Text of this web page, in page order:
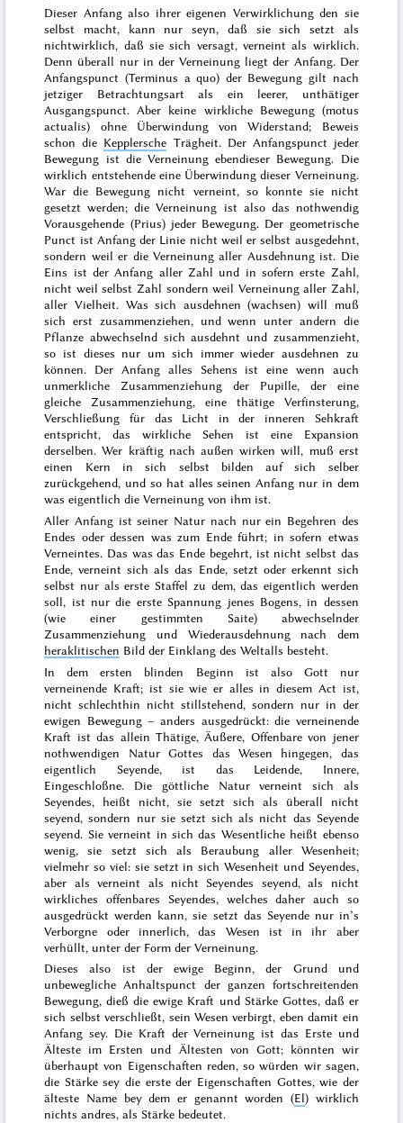
Dieser Anfang also ihrer eigenen Verwirklichung den sie
selbst macht, kann nur seyn, daß sie sich setzt als
nichtwirklich, daß sie sich versagt, verneint als wirklich.
Denn überall nur in der Verneinung liegt der Anfang. Der
Anfangspunct (Terminus a quo) der Bewegung gilt nach
jetziger Betrachtungsart als ein leerer, unthätiger
Ausgangspunct. Aber keine wirkliche Bewegung (motus
actualis) ohne Überwindung von Widerstand; Beweis
schon die Kepplersche Trägheit. Der Anfangspunct jeder
Bewegung ist die Verneinung ebendieser Bewegung. Die
wirklich entstehende eine Überwindung dieser Verneinung.
War die Bewegung nicht verneint, so konnte sie nicht
gesetzt werden; die Verneinung ist also das nothwendig
Vorausgehende (Prius) jeder Bewegung. Der geometrische
Punct ist Anfang der Linie nicht weil er selbst ausgedehnt,
sondern weil er die Verneinung aller Ausdehnung ist. Die
Eins ist der Anfang aller Zahl und in sofern erste Zahl,
nicht weil selbst Zahl sondern weil Verneinung aller Zahl,
aller Vielheit. Was sich ausdehnen (wachsen) will muß
sich erst zusammenziehen, und wenn unter andern die
Pflanze abwechselnd sich ausdehnt und zusammenzieht,
so ist dieses nur um sich immer wieder ausdehnen zu
können. Der Anfang alles Sehens ist eine wenn auch
unmerkliche Zusammenziehung der Pupille, der eine
gleiche Zusammenziehung, eine thätige Verfinsterung,
Verschließung für das Licht in der inneren Sehkraft
entspricht, das wirkliche Sehen ist eine Expansion
derselben. Wer kräftig nach außen wirken will, muß erst
einen Kern in sich selbst bilden auf sich selber
zurückgehend, und so hat alles seinen Anfang nur in dem
was eigentlich die Verneinung von ihm ist.
Aller Anfang ist seiner Natur nach nur ein Begehren des
Endes oder dessen was zum Ende führt; in sofern etwas
Verneintes. Das was das Ende begehrt, ist nicht selbst das
Ende, verneint sich als das Ende, setzt oder erkennt sich
selbst nur als erste Staffel zu dem, das eigentlich werden
soll, ist nur die erste Spannung jenes Bogens, in dessen
(wie einer gestimmten Saite) abwechselnder
Zusammenziehung und Wiederausdehnungnach dem
heraklitischen Bildder Einklang des Weltalls besteht.
In dem ersten blinden Beginn ist also Gott nur
verneinende Kraft; ist sie wie er alles in diesem Act ist,
nicht schlechthin nicht stillstehend, sondern nur in der
ewigen Bewegung – anders ausgedrückt: die verneinende
Kraft ist das allein Thätige, Äußere, Offenbare von jener
nothwendigen Natur Gottes das Wesen hingegen, das
eigentlich Seyende, ist das Leidende, Innere,
Eingeschloßne. Die göttliche Natur verneint sich als
Seyendes, heißt nicht, sie setzt sich als überall nicht
seyend, sondern nur sie setzt sich als nicht das Seyende
seyend. Sie verneint in sich das Wesentliche heißt ebenso
wenig, sie setzt sich als Beraubung aller Wesenheit;
vielmehr so viel: sie setzt in sich Wesenheit und Seyendes,
aber als verneint als nicht Seyendes seyend, als nicht
wirkliches offenbares Seyendes, welches daher auch so
ausgedrückt werden kann, sie setzt das Seyende nur in’s
Verborgne oder innerlich, das Wesen ist in ihr aber
verhüllt, unter der Form der Verneinung.
Dieses also ist der ewige Beginn, der Grund und
unbewegliche Anhaltspunct der ganzen fortschreitenden
Bewegung, dieß die ewige Kraft und Stärke Gottes, daß er
sich selbst verschließt, sein Wesen verbirgt, eben damit ein
Anfang sey. Die Kraft der Verneinung ist das Erste und
Älteste im Ersten und Ältesten von Gott; könnten wir
überhaupt von Eigenschaften reden, so würden wir sagen,
die Stärke sey die erste der Eigenschaften Gottes, wie der
älteste Name bey dem er genannt worden (El) wirklich
nichts andres, als Stärke bedeutet.